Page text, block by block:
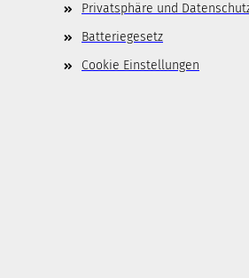
Privatsphäre und
Batteriegesetz
Cookie Einstellungen